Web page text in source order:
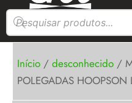
Pesquisar
produtos
Início / desconhecido /
POLEGADAS HOOPSON